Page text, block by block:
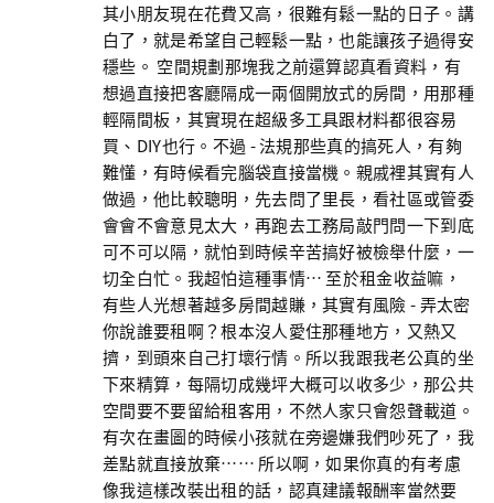
其小朋友現在花費又高，很難有鬆一點的日子。講
白了，就是希望自己輕鬆一點，也能讓孩子過得安
穩些。 空間規劃那塊我之前還算認真看資料，有
想過直接把客廳隔成一兩個開放式的房間，用那種
輕隔間板，其實現在超級多工具跟材料都很容易
買、DIY也行。不過 - 法規那些真的搞死人，有夠
難懂，有時候看完腦袋直接當機。親戚裡其實有人
做過，他比較聰明，先去問了里長，看社區或管委
會會不會意見太大，再跑去工務局敲門問一下到底
可不可以隔，就怕到時候辛苦搞好被檢舉什麼，一
切全白忙。我超怕這種事情⋯ 至於租金收益嘛，
有些人光想著越多房間越賺，其實有風險 - 弄太密
你說誰要租啊？根本沒人愛住那種地方，又熱又
擠，到頭來自己打壞行情。所以我跟我老公真的坐
下來精算，每隔切成幾坪大概可以收多少，那公共
空間要不要留給租客用，不然人家只會怨聲載道。
有次在畫圖的時候小孩就在旁邊嫌我們吵死了，我
差點就直接放棄…… 所以啊，如果你真的有考慮
像我這樣改裝出租的話，認真建議報酬率當然要